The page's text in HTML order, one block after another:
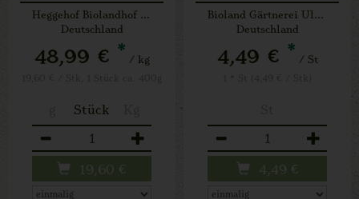
Heggehof Biolandhof Josef Schäfers Lichtenau
Deutschland
48,99 € * / kg
Stück
19,60 €
Bioland Gärtnerei Ulenburg Löhne
Deutschland
4,49 € * / St
4,49 €